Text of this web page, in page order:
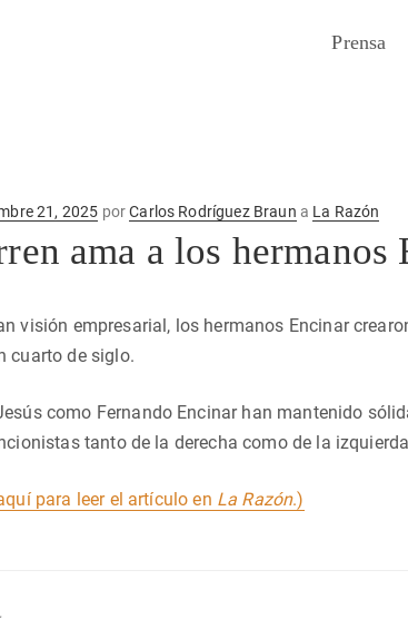
Prensa
21, 2025 porCarlos Rodríguez Braun a La Razón
ama a los hermanos
visión empresarial, los hermanos Encinar
cuarto de siglo.
como Fernando Encinar han mantenido
tanto de la derecha como de la
para leer el artículo en La Razón.)